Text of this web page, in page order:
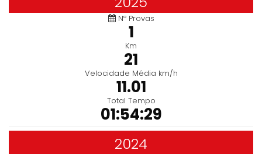
Nº Provas
1
Km
21
Velocidade Média km/h
11.01
Total Tempo
01:54:29
2024